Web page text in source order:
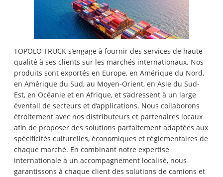
TOPOLO-TRUCK s’engage à fournir des services de haute
qualité à ses clients sur les marchés internationaux. Nos
produits sont exportés en Europe, en Amérique du Nord,
en Amérique du Sud, au Moyen-Orient, en Asie du Sud-
Est, en Océanie et en Afrique, et s’adressent à un large
éventail de secteurs et d’applications. Nous collaborons
étroitement avec nos distributeurs et partenaires locaux
afin de proposer des solutions parfaitement adaptées aux
spécificités culturelles, économiques et réglementaires de
chaque marché. En combinant notre expertise
internationale à un accompagnement localisé, nous
garantissons à chaque client des solutions de camions et